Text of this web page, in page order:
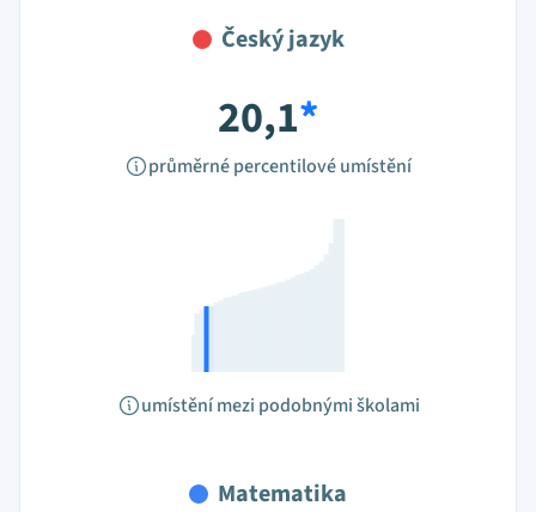
Český jazyk
20,1*
průměrné percentilové umístění
umístění mezi podobnými školami
Matematika